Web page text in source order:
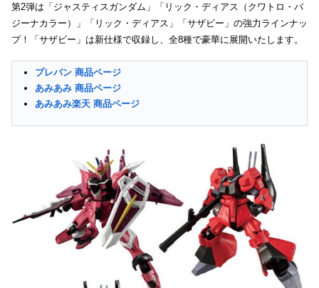
第2弾は「ジャスティスガンダム」「リック・ディアス（クワトロ・バ
ジーナカラー）」「リック・ディアス」「サザビー」の強力ラインナッ
プ！「サザビー」は新仕様で収録し、全8種で豪華に展開いたします。
プレバン 商品ページ
あみあみ 商品ページ
あみあみ楽天 商品ページ